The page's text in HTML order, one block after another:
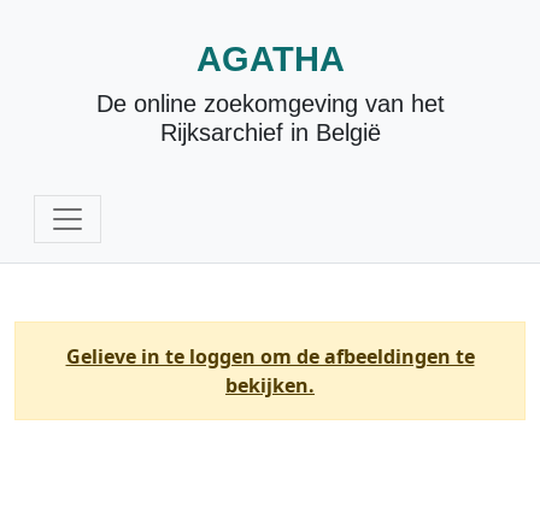
AGATHA
De online zoekomgeving van het
Rijksarchief in België
Gelieve in te loggen om de afbeeldingen te
bekijken.